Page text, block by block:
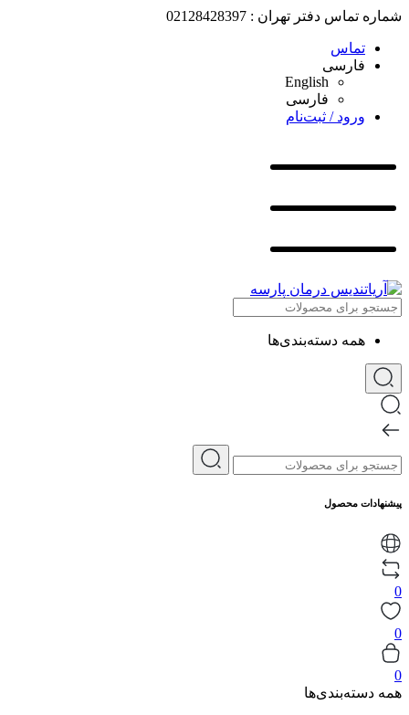
شماره تماس دفتر تهران : 02128428397
تماس
فارسی
English
فارسی
ورود / ثبت‌نام
همه دسته‌بندی‌ها
پیشنهادات محصول
0
0
0
همه دسته‌بندی‌ها